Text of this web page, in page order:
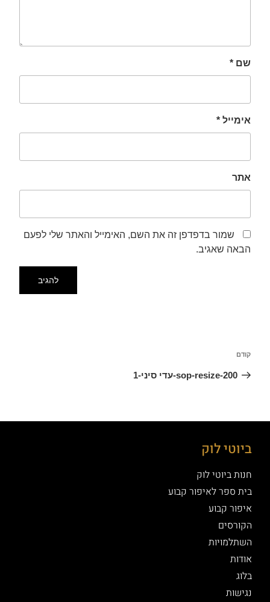
שם *
אימייל *
אתר
שמור בדפדפן זה את השם, האימייל והאתר שלי לפעם
הבאה שאגיב.
קודם
sop-resize-200-עדי סיני-1
ביוטי לוק
חנות ביוטי לוק
בית ספר לאיפור קבוע
איפור קבוע
הקורסים
השתלמויות
אודות
בלוג
נגישות